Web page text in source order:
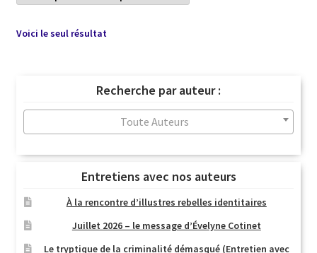
Voici le seul résultat
Recherche par auteur :
Toute Auteurs
Entretiens avec nos auteurs
À la rencontre d’illustres rebelles identitaires
Juillet 2026 – le message d’Évelyne Cotinet
Le tryptique de la criminalité démasqué (Entretien avec